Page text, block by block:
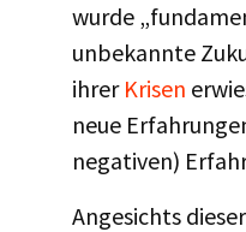
wurde
unbekannte
ihrer Krisen
neue
negativen)
Angesichts